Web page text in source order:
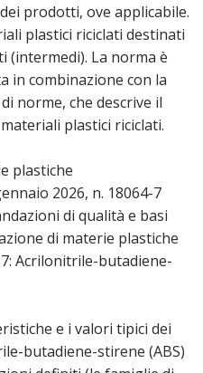
prodotti, ove applicabile.
plastici riciclati destinati
(intermedi). La norma è
in combinazione con la
norme, che descrive il
plastici riciclati.
plastiche
2026, n. 18064-7
di qualità e basi
di materie plastiche
Acrilonitrile-butadiene-
e i valori tipici dei
butadiene-stirene (ABS)